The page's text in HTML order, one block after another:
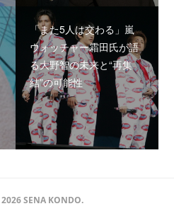
「また5人は交わる」嵐
ウォッチャー霜田氏が語
る大野智の未来と“再集
結”の可能性
2026 SENA KONDO.